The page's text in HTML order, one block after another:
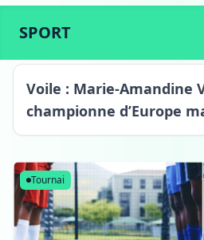
SPORT
Voile : Marie-Amandine
championne d’Europe
Tournai